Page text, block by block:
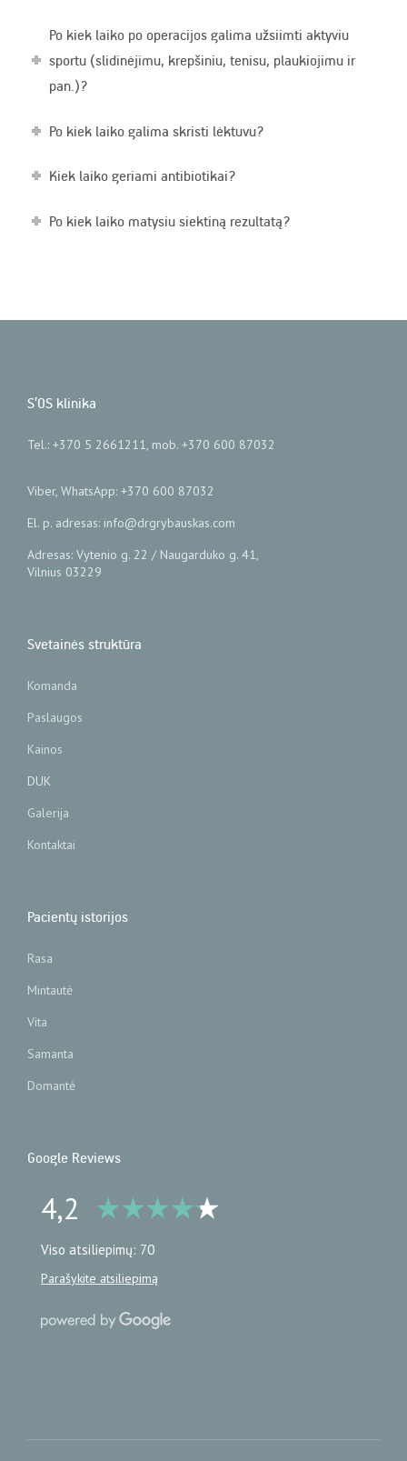
Po kiek laiko po operacijos galima užsiimti aktyviu
sportu (slidinėjimu, krepšiniu, tenisu, plaukiojimu ir
pan.)?
Po kiek laiko galima skristi lėktuvu?
Kiek laiko geriami antibiotikai?
Po kiek laiko matysiu siektiną rezultatą?
S’OS klinika
Tel.: +370 5 2661211, mob. +370 600 87032
Viber, WhatsApp: +370 600 87032
El. p. adresas: info@drgrybauskas.com
Adresas: Vytenio g. 22 / Naugarduko g. 41,
Vilnius 03229
Svetainės struktūra
Komanda
Paslaugos
Kainos
DUK
Galerija
Kontaktai
Pacientų istorijos
Rasa
Mintautė
Vita
Samanta
Domantė
Google Reviews
4,2
Viso atsiliepimų: 70
Parašykite atsiliepimą